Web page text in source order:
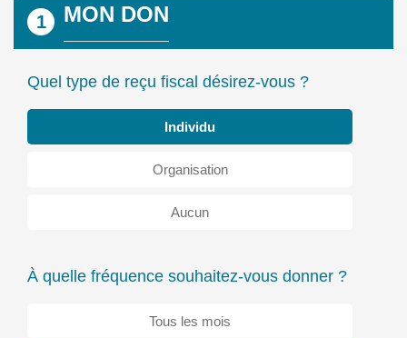
1 MON DON
Quel type de reçu fiscal désirez-vous ?
Individu
Organisation
Aucun
À quelle fréquence souhaitez-vous donner ?
Tous les mois